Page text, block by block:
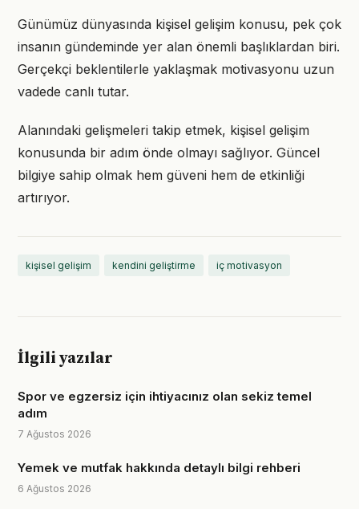
Günümüz dünyasında kişisel gelişim konusu, pek çok
insanın gündeminde yer alan önemli başlıklardan biri.
Gerçekçi beklentilerle yaklaşmak motivasyonu uzun
vadede canlı tutar.
Alanındaki gelişmeleri takip etmek, kişisel gelişim
konusunda bir adım önde olmayı sağlıyor. Güncel
bilgiye sahip olmak hem güveni hem de etkinliği
artırıyor.
kişisel gelişim kendini geliştirme iç motivasyon
İlgili yazılar
Spor ve egzersiz için ihtiyacınız olan sekiz temel
adım
7 Ağustos 2026
Yemek ve mutfak hakkında detaylı bilgi rehberi
6 Ağustos 2026